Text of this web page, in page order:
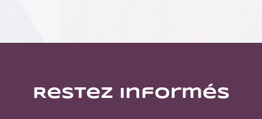
Restez informés